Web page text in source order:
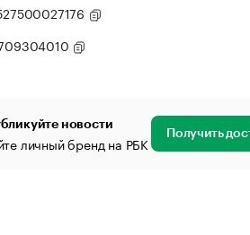
новости
личный бренд на РБК Получить